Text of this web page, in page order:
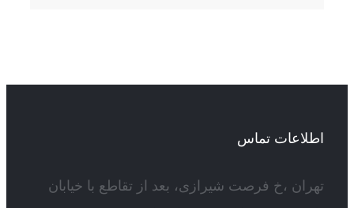
اطلاعات تماس
تهران ،خ فرصت شیرازی، بعد از تقاطع با خیابان